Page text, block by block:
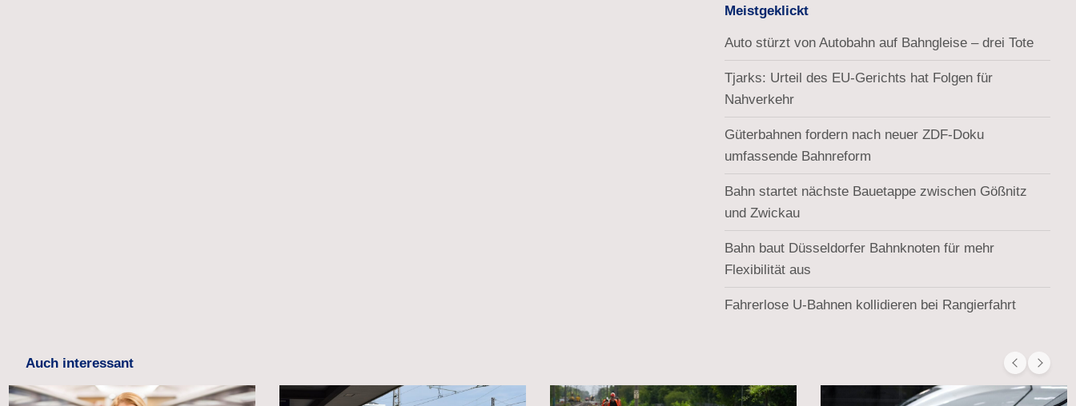
Meistgeklickt
Auto stürzt von Autobahn auf Bahngleise – drei Tote
Tjarks: Urteil des EU-Gerichts hat Folgen für
Nahverkehr
Güterbahnen fordern nach neuer ZDF-Doku
umfassende Bahnreform
Bahn startet nächste Bauetappe zwischen Gößnitz
und Zwickau
Bahn baut Düsseldorfer Bahnknoten für mehr
Flexibilität aus
Fahrerlose U-Bahnen kollidieren bei Rangierfahrt
Auch interessant